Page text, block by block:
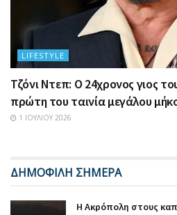
LIFESTYLE
Τζόνι Ντεπ: Ο 24χρονος γιος
πρώτη του ταινία μεγάλου
1 ΙΟΥΛΊΟΥ 2026
ΔΗΜΟΦΙΛΗ ΣΗΜΕΡΑ
Η Ακρόπολη στους